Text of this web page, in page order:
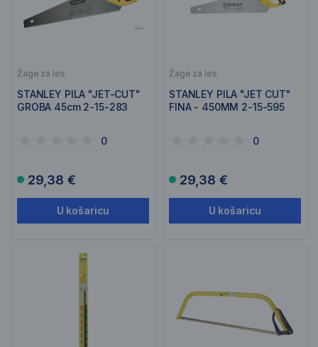
Žage za les
STANLEY PILA "JET-CUT"
GROBA 45cm 2-15-283
0
29,38 €
U košaricu
Žage za les
STANLEY PILA "JET CUT"
FINA - 450MM 2-15-595
0
29,38 €
U košaricu